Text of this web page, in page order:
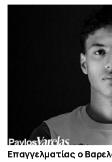
Επαγγελματίας ο